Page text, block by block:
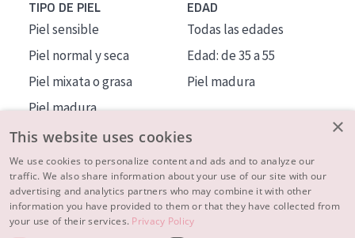
TIPO DE PIEL
Piel sensible
Piel normal y seca
Piel mixata o grasa
Piel madura
Piel expuesta al sol
Piel menopáusica
EDAD
Todas las edades
Edad: de 35 a 55
Piel madura
MÁS SOBRE NOSOTROS
INSPIRACIÓN
×
This website uses cookies
We use cookies to personalize content and ads and to analyze our
traffic. We also share information about your use of our site with our
advertising and analytics partners who may combine it with other
information you have provided to them or that they have collected from
your use of their services. Privacy Policy